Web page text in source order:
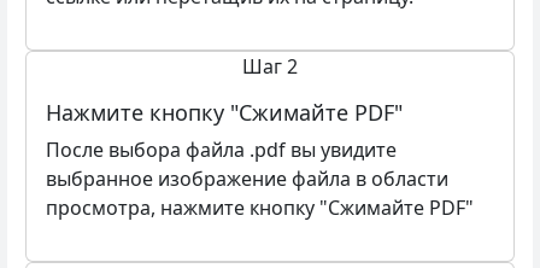
Шаг 2
Нажмите кнопку "Сжимайте PDF"
После выбора файла .pdf вы увидите
выбранное изображение файла в области
просмотра, нажмите кнопку "Сжимайте PDF"